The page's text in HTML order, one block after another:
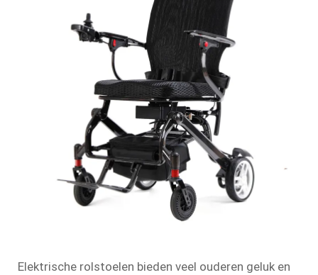
Elektrische rolstoelen bieden veel ouderen geluk en